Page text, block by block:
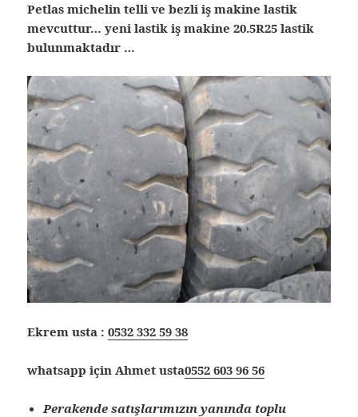
Petlas michelin telli ve bezli iş makine lastik
mevcuttur… yeni lastik iş makine 20.5R25 lastik
bulunmaktadır …
Ekrem usta :0532 332 59 38
whatsapp için Ahmet usta0552 603 96 56
Perakende satışlarımızın yanında toplu